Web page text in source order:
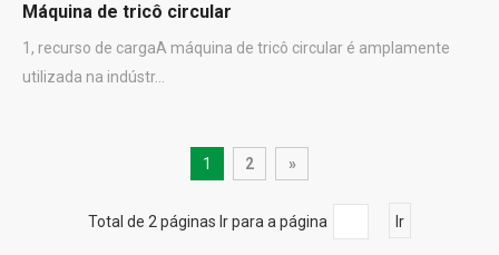
Máquina de tricô circular
1, recurso de cargaA máquina de tricô circular é amplamente
utilizada na indústr...
1 2 »
Total de 2 páginas Ir para a página Ir